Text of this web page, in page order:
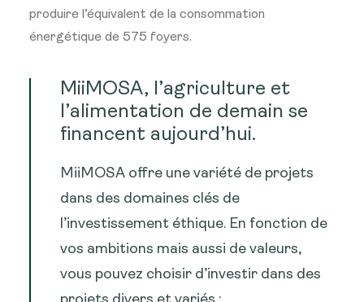
produire l’équivalent de la consommation
énergétique de 575 foyers.
MiiMOSA, l’agriculture et
l’alimentation de demain se
financent aujourd’hui.
MiiMOSA offre une variété de projets
dans des domaines clés de
l’investissement éthique. En fonction de
vos ambitions mais aussi de valeurs,
vous pouvez choisir d’investir dans des